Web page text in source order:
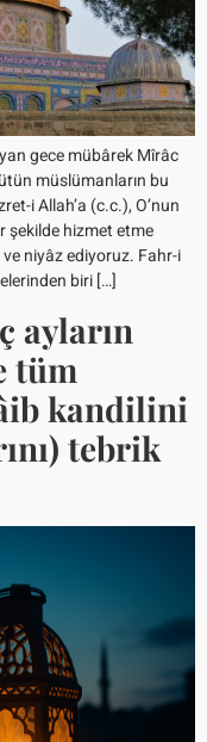
gece mübârek Mîrâc
müslümanların bu
i Allah’a (c.c.), O’nun
şekilde hizmet etme
ve niyâz ediyoruz. Fahr-i
biri […]
ayların
tüm
kandilini
tebrik